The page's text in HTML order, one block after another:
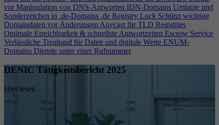
vor Manipulation von DNS-Antworten IDN-Domains Umlaute und
Sonderzeichen in .de-Domains .de Registry Lock Schützt wichtige
Domaindaten vor ÄnderungenAnycast für TLD Registries
Optimale Erreichbarkeit & schnellste Antwortzeiten Escrow Service
Verlässliche Treuhand für Daten und digitale Werte ENUM-
Domains Dienste unter einer Rufnummer
DENIC Tätigkeitsbericht 2025
Hier lesen